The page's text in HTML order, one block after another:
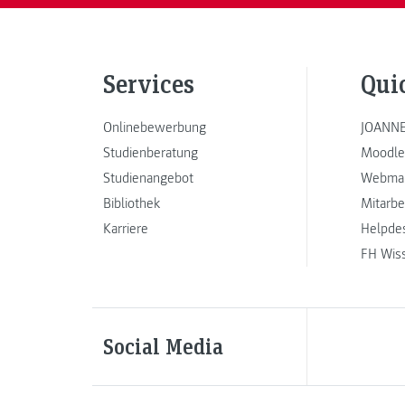
Services
Onlinebewerbung
Studienberatung
Studienangebot
Bibliothek
Karriere
FH
Social Media